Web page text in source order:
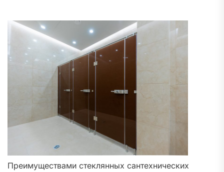
Преимуществами стеклянных сантехнических